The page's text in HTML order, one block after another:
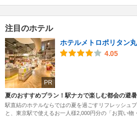
注目のホテル
PR
ホテルメトロポリタン
4.05
夏のおすすめプラン！駅ナカで楽しむ都会の避
駅直結のホテルならではの夏を過ごすリフレッシュ
と、東京駅で使えるお一人様2,000円分の「お買い物